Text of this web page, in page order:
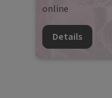
online
Details